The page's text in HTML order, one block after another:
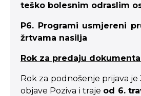
teško bolesnim odraslim
P6. Programi usmjereni
žrtvama nasilja
Rok za predaju
Rok za podnošenje prijava
objave Poziva i traje od 6.